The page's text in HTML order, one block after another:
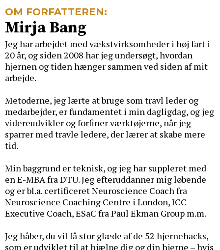
OM FORFATTEREN:
Mirja Bang
Jeg har arbejdet med vækstvirksomheder i høj fart i
20 år, og siden 2008 har jeg undersøgt, hvordan
hjernen og tiden hænger sammen ved siden af mit
arbejde.
Metoderne, jeg lærte at bruge som travl leder og
medarbejder, er fundamentet i min dagligdag, og jeg
videreudvikler og forfiner værktøjerne, når jeg
sparrer med travle ledere, der lærer at skabe mere
tid.
Min baggrund er teknisk, og jeg har suppleret med
en E-MBA fra DTU. Jeg efteruddanner mig løbende
og er bl.a. certificeret Neuroscience Coach fra
Neuroscience Coaching Centre i London, ICC
Executive Coach, ESaC fra Paul Ekman Group m.m.
Jeg håber, du vil få stor glæde af de 52 hjernehacks,
som er udviklet til at hjælpe dig og din hjerne – hvis